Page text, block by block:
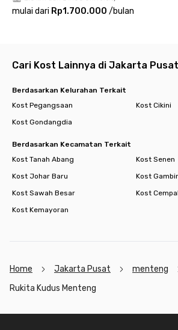
Kudus Menteng. Hunian ideal bagi kamu
kenyamanan di tengah dinamika ibu kota!
mulai dari Rp1.700.000 /bulan
Cari Kost Lainnya di Jakarta Pusat
Berdasarkan Kelurahan Terkait
Kost Pegangsaan
Kost Cikini
Kost Gondangdia
Berdasarkan Kecamatan Terkait
Kost Tanah Abang
Kost Senen
Kost Johar Baru
Kost Gambir
Kost Sawah Besar
Kost
Kost Kemayoran
Home Jakarta Pusat
menteng
Rukita Kudus Menteng